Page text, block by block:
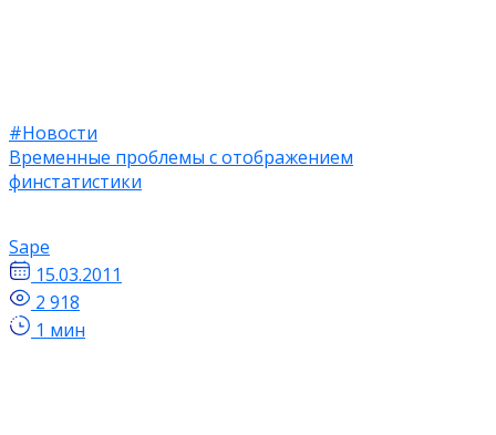
#Новости
Временные проблемы с отображением
финстатистики
Sape
15.03.2011
2 918
1 мин